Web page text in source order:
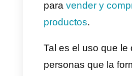
utilizada tanto
como por
uso de